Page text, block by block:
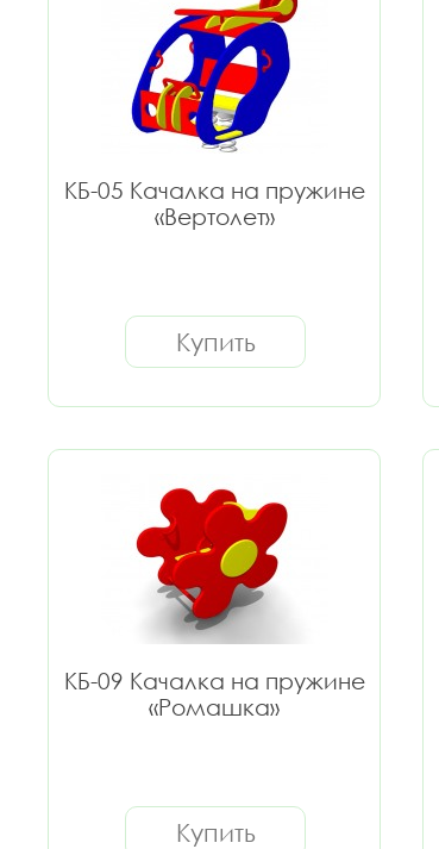
КБ-05 Качалка на пружине
«Вертолет»
Купить
КБ-09 Качалка на пружине
«Ромашка»
Купить